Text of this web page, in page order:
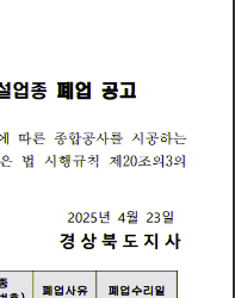
업종 폐업 공고
따른 종합공사를 시공하는
은 법 시 행규칙 제20조 의3의
2 02 5 년 4 월 2 3 일
경 상 북 도 지 사
폐 업 사유 폐 업 수 리일